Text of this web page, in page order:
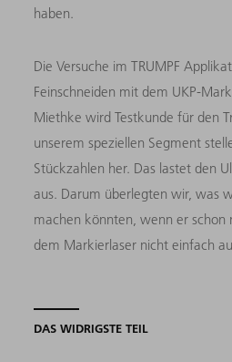
haben.
Die Versuche im TRUMPF
Feinschneiden mit dem UKP-
Miethke wird Testkunde für den
unserem speziellen Segment
Stückzahlen her. Das lastet den
aus. Darum überlegten wir, was
machen könnten, wenn er
dem Markierlaser nicht einfach
DAS WIDRIGSTE TEIL